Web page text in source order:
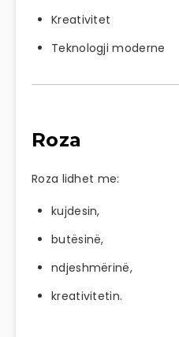
Kreativitet
Teknologji moderne
Roza
Roza lidhet me:
kujdesin,
butësinë,
ndjeshmërinë,
kreativitetin.